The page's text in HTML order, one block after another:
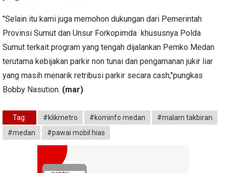
"Selain itu kami juga memohon dukungan dari Pemerintah
Provinsi Sumut dan Unsur Forkopimda khususnya Polda
Sumut terkait program yang tengah dijalankan Pemko Medan
terutama kebijakan parkir non tunai dan pengamanan jukir liar
yang masih menarik retribusi parkir secara cash,"pungkas
Bobby Nasution. (mar)
Tag: #klikmetro #kominfo medan
#malam takbiran
#medan
#pawai mobil hias